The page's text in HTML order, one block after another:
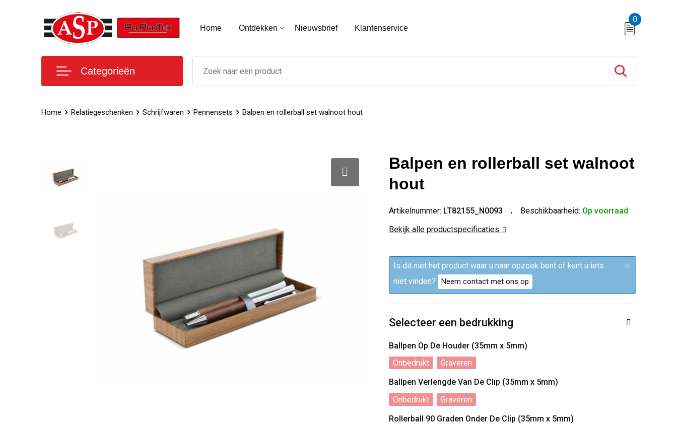
Home Ontdekken Nieuwsbrief Klantenservice
0
Categorieën
Home Relatiegeschenken Schrijfwaren Pennensets Balpen en rollerball set walnoot hout
Balpen en rollerball set walnoot
hout
Artikelnummer: LT82155_N0093 Beschikbaarheid: Op voorraad
Bekijk alle productspecificaties
Is dit niet het product waar u naar opzoek bent of kunt u iets
niet vinden?
Neem contact met ons op
×
Selecteer een bedrukking
Ballpen Op De Houder (35mm x 5mm)
Onbedrukt
Graveren
Ballpen Verlengde Van De Clip (35mm x 5mm)
Onbedrukt
Graveren
Rollerball 90 Graden Onder De Clip (35mm x 5mm)